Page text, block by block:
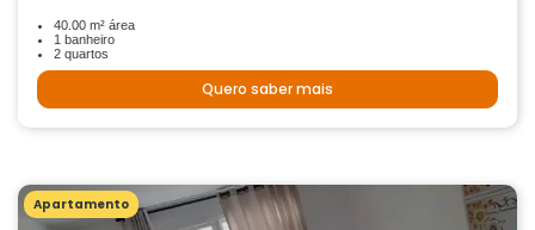
40.00 m² área
1 banheiro
2 quartos
Quero saber mais
Apartamento